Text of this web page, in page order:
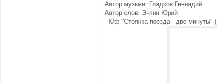
Автор музыки: Гладков Геннадий
Автор слов: Энтин Юрий
- К/ф "Стоянка поезда - две минуты"